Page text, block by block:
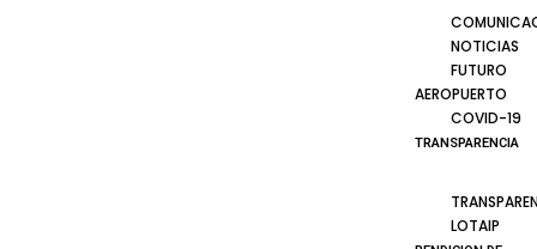
NOTICIAS
FUTURO
AEROPUERTO
COVID-19
TRANSPARENCIA
LOTAIP